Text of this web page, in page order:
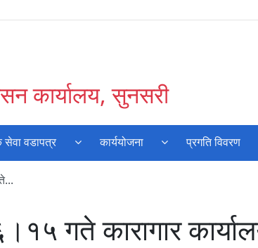
कार्यालय, सुनसरी
सेवा वडापत्र कार्ययोजना प्रगति विवरण
गते कारागार